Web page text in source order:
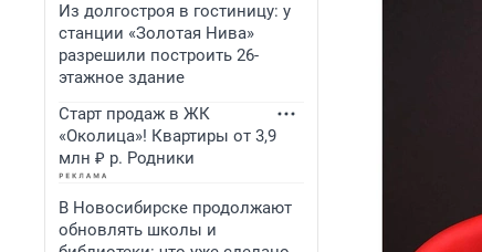
Из долгостроя в гостиницу: у
станции «Золотая Нива»
разрешили построить 26-
этажное здание
Старт продаж в ЖК
«Околица»! Квартиры от 3,9
млн ₽ р. Родники
В Новосибирске продолжают
обновлять школы и